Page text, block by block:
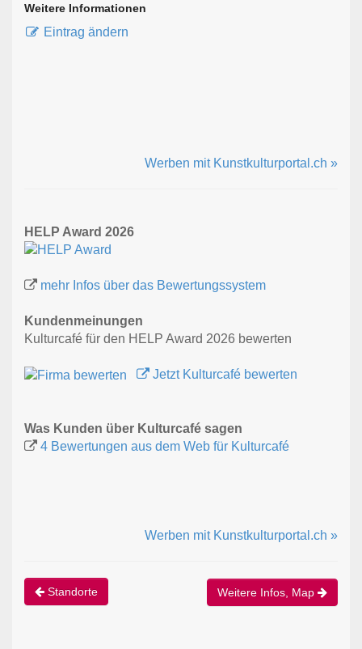
Weitere Informationen
Eintrag ändern
Werben mit Kunstkulturportal.ch »
HELP Award 2026
mehr Infos über das Bewertungssystem
Kundenmeinungen
Kulturcafé für den HELP Award 2026 bewerten
Jetzt Kulturcafé bewerten
Was Kunden über Kulturcafé sagen
4 Bewertungen aus dem Web für Kulturcafé
Werben mit Kunstkulturportal.ch »
Standorte Weitere Infos, Map